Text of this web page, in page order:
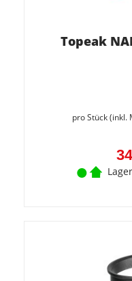
Topeak
pro Stück (inkl.